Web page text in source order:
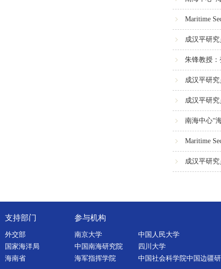
Maritime
成汉平研
朱锋教授
成汉平研
成汉平研
南海中心“
Maritime
成汉平研
支持部门
外交部
国家海洋局
海南省
参与机构
南京大学
中国人民大学
中国南海研究院
四川大学
海军指挥学院
中国社会科学院中国边疆